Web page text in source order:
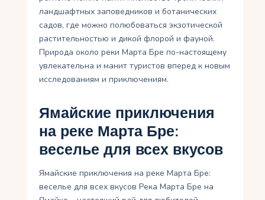
ландшафтных заповедников и ботанических
садов, где можно полюбоваться экзотической
растительностью и дикой флорой и фауной.
Природа около реки Марта Бре по-настоящему
увлекательна и манит туристов вперед к новым
исследованиям и приключениям.
Ямайские приключения
на реке Марта Бре:
веселье для всех вкусов
Ямайские приключения на реке Марта Бре:
веселье для всех вкусов Река Марта Бре на